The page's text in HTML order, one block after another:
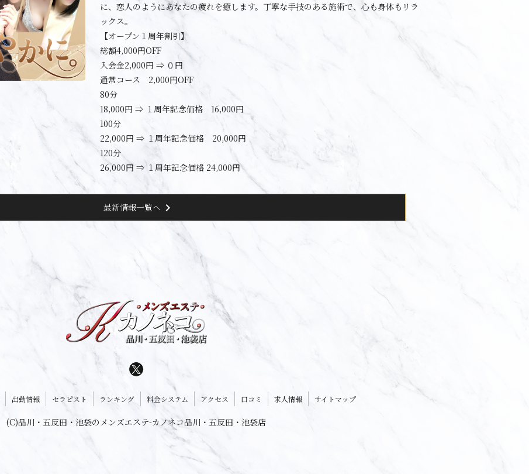
に、恋人のようにあなたの疲れを癒します。丁寧な手技のある施術で、心も身体もリラ
ックス。
【オープン１周年割引】
総額4,000円OFF
入会金2,000円 ⇒ ０円
通常コース 2,000円OFF
80分
18,000円 ⇒ １周年記念価格 16,000円
100分
22,000円 ⇒ １周年記念価格 20,000円
120分
26,000円 ⇒ １周年記念価格 24,000円
最新情報一覧へ chevron_right
出勤情報 セラピスト ランキング 料金システム アクセス 口コミ 求人情報 サイトマップ
(C)品川・五反田・池袋のメンズエステ-カノネコ品川・五反田・池袋店